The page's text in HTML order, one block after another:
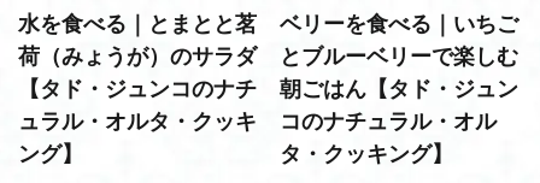
水を食べる｜とまとと茗
荷（みょうが）のサラダ
【タド・ジュンコのナチ
ュラル・オルタ・クッキ
ング】
ベリーを食べる｜いちご
とブルーベリーで楽しむ
朝ごはん【タド・ジュン
コのナチュラル・オル
タ・クッキング】